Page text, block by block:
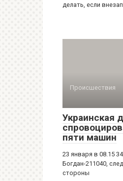
делать, если
Происшествия
Украинская
пяти машин
23 января в 08.15
Богдан-211040,
стороны